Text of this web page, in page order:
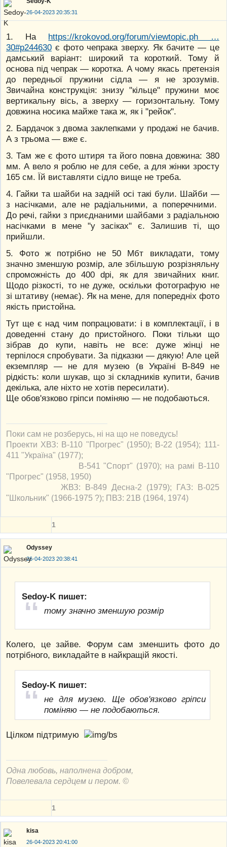
26-04-2023 20:35:31
1. На https://krokovod.org/forum/viewtopic.ph …
30#p244630 є фото чепрака зверху. Як бачите — це
дамський варіант: широкий та короткий. Тому й
основа під чепрак — коротка. А чому якась претензія
до передньої пружини сідла — я не зрозумів.
Звичайна конструкція: знизу "кільце" пружини моє
вертикальну вісь, а зверху — горизонтальну. Тому
довжина носика майже така ж, як і "рейок".
2. Бардачок з двома заклепками у продажі не бачив.
А з трьома — вже є.
3. Там же є фото штиря та його повна довжина: 380
мм. А вело я роблю не для себе, а для жінки зросту
165 см. Їй виставляти сідло вище не треба.
4. Гайки та шайби на задній осі такі були. Шайби —
з насічками, але не радіальними, а поперечними.
До речі, гайки з приєднаними шайбами з радіальною
насічками в мене "у засіках" є. Залишив ті, що
прийшли.
5. Фото ж потрібно не 50 Мбт викладати, тому
значно зменшую розмір, але збільшую розрізняльну
спроможність до 400 dpi, як для звичайних книг.
Щодо різкості, то не дуже, оскільки фотографую не
зі штативу (немає). Як на мене, для попередніх фото
якість пристойна.
Тут ще є над чим попрацювати: і в комплектації, і в
доведенні стану до пристойного. Поки тільки що
зібрав до купи, навіть не все: дуже жінці не
терпілося спробувати. За підказки — дякую! Але цей
екземпляр — не для музею (в Україні В-849 не
рідкість: коли шукав, що зі складників купити, бачив
декілька, але ніхто не хотів пересилати).
Ще обов'язково гріпси поміняю — не подобаються.
Поки сам не розберусь, ні на що не поведусь!
Проекти ХВЗ: В-110 "Прогрес" (1950); В-22 (1954); 111-
411 "Україна" (1977);
В-541 "Спорт" (1970); на рамі В-110
"Прогрес" (1958, 1950)
ЖВЗ: В-849 Десна-2 (1979); ГАЗ: В-025
"Школьник" (1966-1975 ?); ПВЗ: 21В (1964, 1974)
1
Odyssey
26-04-2023 20:38:41
Sedoy-K пишет:
тому значно зменшую розмір
Колего, це зайве. Форум сам зменшить фото до
потрібного, викладайте в найкращій якості.
Sedoy-K пишет:
не для музею. Ще обов'язково гріпси
поміняю — не подобаються.
Цілком підтримую
Одна любовь, наполнена добром,
Повелевала сердцем и пером. ©
1
kisa
26-04-2023 20:41:00